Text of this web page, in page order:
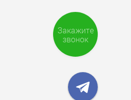
Закажите
звонок